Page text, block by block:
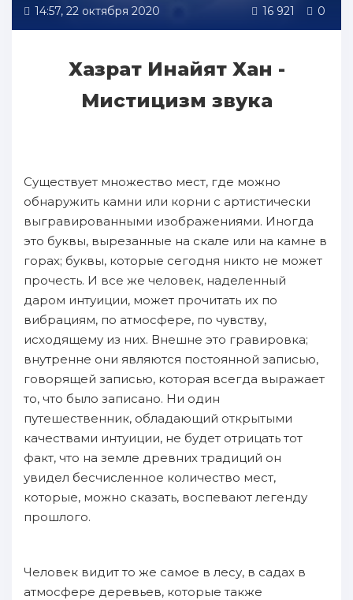
14:57, 22 октября 2020
16 921 0
Хазрат Инайят Хан -
Мистицизм звука
Существует множество мест, где можно
обнаружить камни или корни с артистически
выгравированными изображениями. Иногда
это буквы, вырезанные на скале или на камне в
горах; буквы, которые сегодня никто не может
прочесть. И все же человек, наделенный
даром интуиции, может прочитать их по
вибрациям, по атмосфере, по чувству,
исходящему из них. Внешне это гравировка;
внутренне они являются постоянной записью,
говорящей записью, которая всегда выражает
то, что было записано. Ни один
путешественник, обладающий открытыми
качествами интуиции, не будет отрицать тот
факт, что на земле древних традиций он
увидел бесчисленное количество мест,
которые, можно сказать, воспевают легенду
прошлого.
Человек видит то же самое в лесу, в садах в
атмосфере деревьев, которые также